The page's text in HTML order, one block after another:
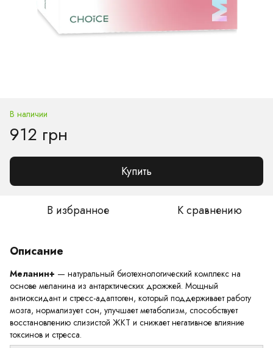
В наличии
912 грн
Купить
В избранное К сравнению
Описание
Меланин+ — натуральный биотехнологический комплекс на
основе меланина из антарктических дрожжей. Мощный
антиоксидант и стресс-адаптоген, который поддерживает работу
мозга, нормализует сон, улучшает метаболизм, способствует
восстановлению слизистой ЖКТ и снижает негативное влияние
токсинов и стресса.